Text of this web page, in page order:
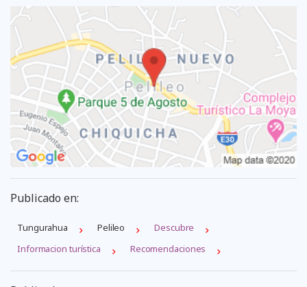
Publicado en:
Tungurahua Pelileo
Descubre
Informacion turística
Recomendaciones